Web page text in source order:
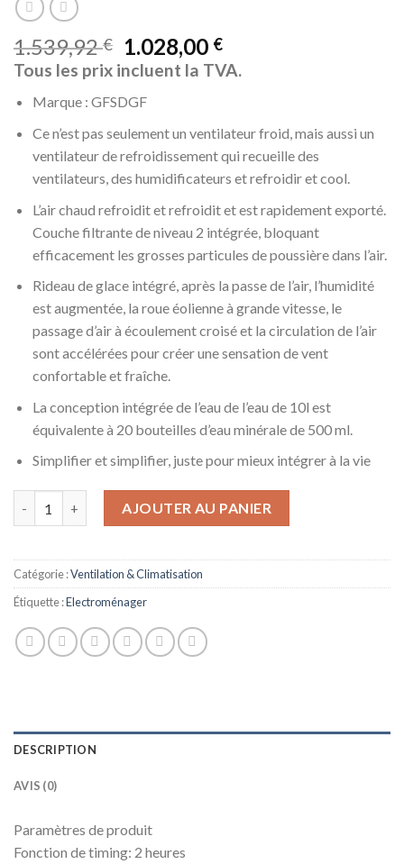
1.539,92€ 1.028,00 €
Tous les prix incluent la TVA.
Marque : GFSDGF
Ce n’est pas seulement un ventilateur froid, mais aussi un
ventilateur de refroidissement qui recueille des
ventilateurs, des humidificateurs et refroidir et cool.
L’air chaud refroidit et refroidit et est rapidement exporté.
Couche filtrante de niveau 2 intégrée, bloquant
efficacement les grosses particules de poussière dans l’air.
Rideau de glace intégré, après la passe de l’air, l’humidité
est augmentée, la roue éolienne à grande vitesse, le
passage d’air à écoulement croisé et la circulation de l’air
sont accélérées pour créer une sensation de vent
confortable et fraîche.
La conception intégrée de l’eau de l’eau de 10l est
équivalente à 20 bouteilles d’eau minérale de 500 ml.
Simplifier et simplifier, juste pour mieux intégrer à la vie
AJOUTER AU PANIER
Catégorie :Ventilation & Climatisation
Étiquette :Electroménager
DESCRIPTION
AVIS (0)
Paramètres de produit
Fonction de timing: 2 heures